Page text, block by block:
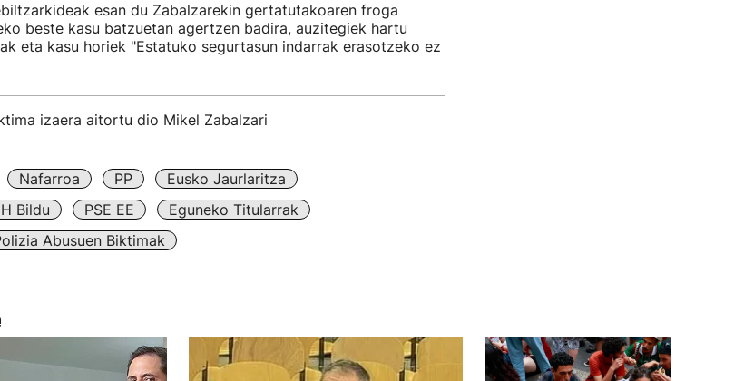
esan du Zabalzarekin gertatutakoaren froga
beste kasu batzuetan agertzen badira, auzitegiek hartu
eta kasu horiek "Estatuko segurtasun indarrak erasotzeko ez
izaera aitortu dio Mikel Zabalzari
Nafarroa PP
Eusko Jaurlaritza
Bildu PSE EE
Eguneko Titularrak
Abusuen Biktimak